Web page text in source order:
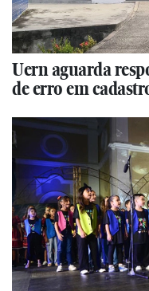
Uern aguarda
de erro em